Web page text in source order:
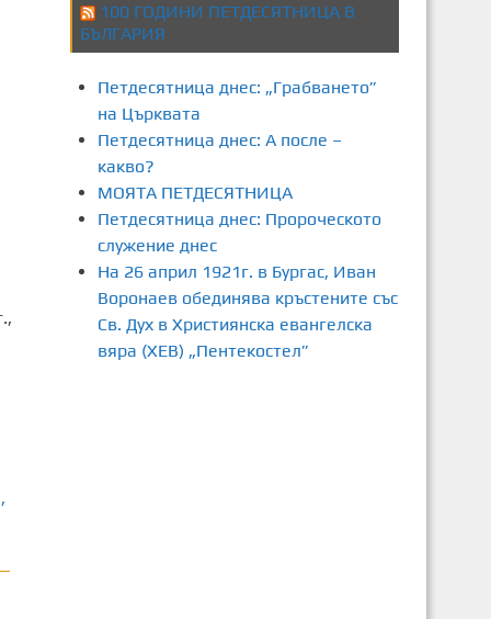
,
100 ГОДИНИ ПЕТДЕСЯТНИЦА В
БЪЛГАРИЯ
Петдесятница днес: „Грабването”
на Църквата
Петдесятница днес: А после –
какво?
МОЯТА ПЕТДЕСЯТНИЦА
Петдесятница днес: Пророческото
служение днес
На 26 април 1921г. в Бургас, Иван
Воронаев обединява кръстените със
Св. Дух в Християнска евангелска
вяра (ХЕВ) „Пентекостел”